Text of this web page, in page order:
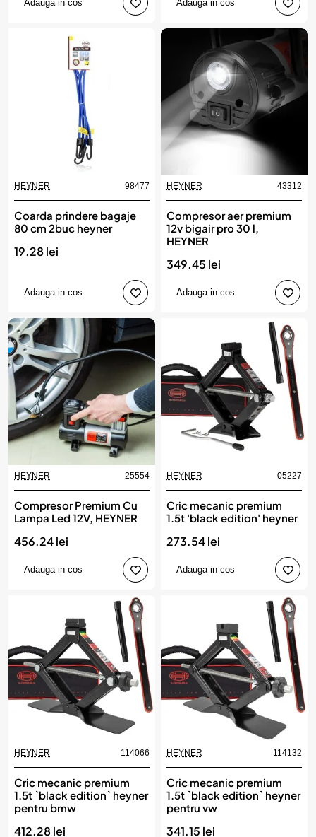
Adauga in cos Adauga in cos
HEYNER 98477
Coarda prindere bagaje
80 cm 2buc heyner
19.28 lei
Adauga in cos
HEYNER 43312
Compresor aer premium
12v bigair pro 30 l,
HEYNER
349.45 lei
Adauga in cos
HEYNER 25554
Compresor Premium Cu
Lampa Led 12V, HEYNER
456.24 lei
Adauga in cos
HEYNER 05227
Cric mecanic premium
1.5t 'black edition' heyner
273.54 lei
Adauga in cos
HEYNER 114066
Cric mecanic premium
1.5t `black edition` heyner
pentru bmw
412.28 lei
HEYNER 114132
Cric mecanic premium
1.5t `black edition` heyner
pentru vw
341.15 lei